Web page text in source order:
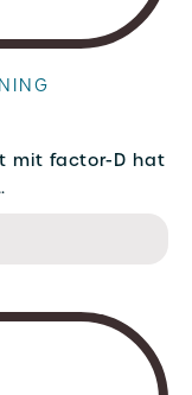
mit factor-D hat